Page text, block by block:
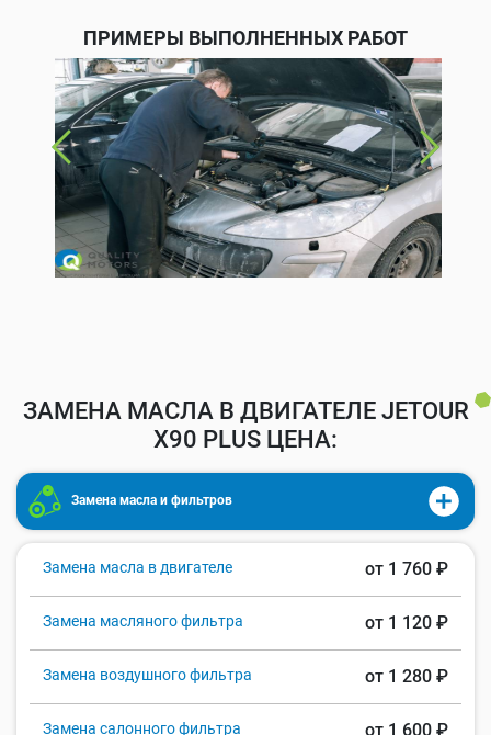
ПРИМЕРЫ ВЫПОЛНЕННЫХ РАБОТ
ЗАМЕНА МАСЛА В ДВИГАТЕЛЕ JETOUR
X90 PLUS ЦЕНА:
Замена масла и фильтров
Замена масла в двигателе от 1 760 ₽
Замена масляного фильтра от 1 120 ₽
Замена воздушного фильтра от 1 280 ₽
Замена салонного фильтра от 1 600 ₽